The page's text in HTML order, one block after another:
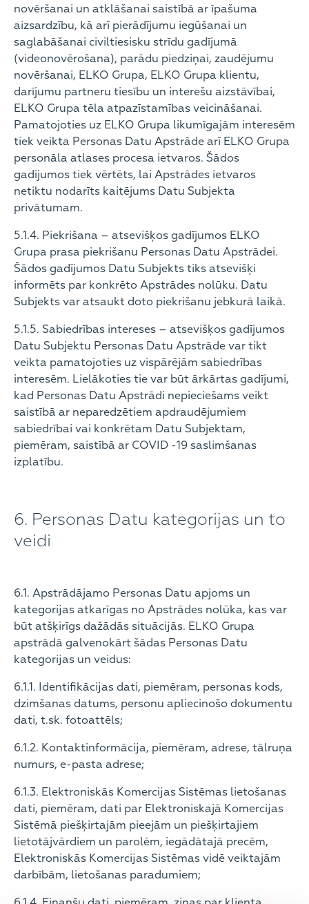
novēršanai un atklāšanai saistībā ar īpašuma
aizsardzību, kā arī pierādījumu iegūšanai un
saglabāšanai civiltiesisku strīdu gadījumā
(videonovērošana), parādu piedziņai, zaudējumu
novēršanai, ELKO Grupa, ELKO Grupa klientu,
darījumu partneru tiesību un interešu aizstāvībai,
ELKO Grupa tēla atpazīstamības veicināšanai.
Pamatojoties uz ELKO Grupa likumīgajām interesēm
tiek veikta Personas Datu Apstrāde arī ELKO Grupa
personāla atlases procesa ietvaros. Šādos
gadījumos tiek vērtēts, lai Apstrādes ietvaros
netiktu nodarīts kaitējums Datu Subjekta
privātumam.
5.1.4. Piekrišana – atsevišķos gadījumos ELKO
Grupa prasa piekrišanu Personas Datu Apstrādei.
Šādos gadījumos Datu Subjekts tiks atsevišķi
informēts par konkrēto Apstrādes nolūku. Datu
Subjekts var atsaukt doto piekrišanu jebkurā laikā.
5.1.5. Sabiedrības intereses – atsevišķos gadījumos
Datu Subjektu Personas Datu Apstrāde var tikt
veikta pamatojoties uz vispārējām sabiedrības
interesēm. Lielākoties tie var būt ārkārtas gadījumi,
kad Personas Datu Apstrādi nepieciešams veikt
saistībā ar neparedzētiem apdraudējumiem
sabiedrībai vai konkrētam Datu Subjektam,
piemēram, saistībā ar COVID -19 saslimšanas
izplatību.
6. Personas Datu kategorijas un to
veidi
6.1. Apstrādājamo Personas Datu apjoms un
kategorijas atkarīgas no Apstrādes nolūka, kas var
būt atšķirīgs dažādās situācijās. ELKO Grupa
apstrādā galvenokārt šādas Personas Datu
kategorijas un veidus:
6.1.1. Identifikācijas dati, piemēram, personas kods,
dzimšanas datums, personu apliecinošo dokumentu
dati, t.sk. fotoattēls;
6.1.2. Kontaktinformācija, piemēram, adrese, tālruņa
numurs, e-pasta adrese;
6.1.3. Elektroniskās Komercijas Sistēmas lietošanas
dati, piemēram, dati par Elektroniskajā Komercijas
Sistēmā piešķirtajām pieejām un piešķirtajiem
lietotājvārdiem un parolēm, iegādātajā precēm,
Elektroniskās Komercijas Sistēmas vidē veiktajām
darbībām, lietošanas paradumiem;